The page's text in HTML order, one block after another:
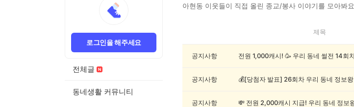
로그인을 해주세요
전체글
동네생활 커뮤니티
아현동 이웃들이 직접 올린 종교/봉사 이야기를 모아봐요
동
제목
공지사항
공지사항
공지사항